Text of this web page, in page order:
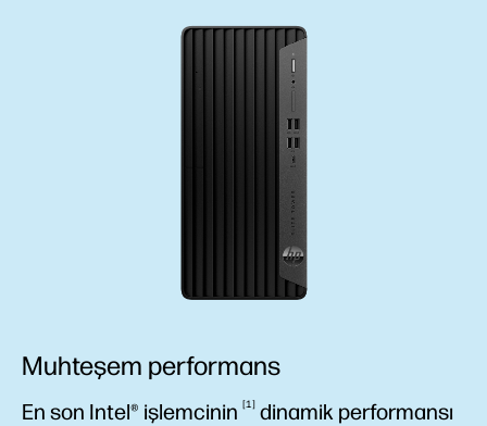
Muhteşem performans
En son Intel® işlemcinin 1
dinamik performansı